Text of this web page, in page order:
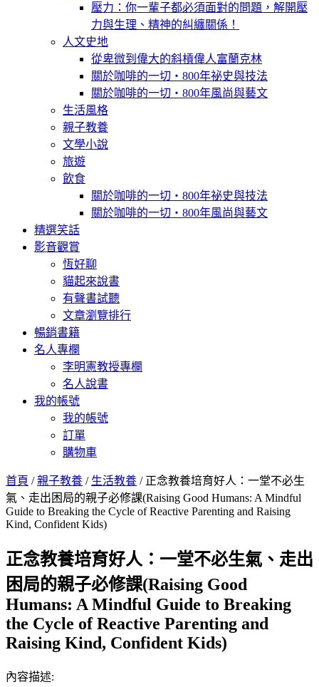
壓力：你一輩子都必須面對的問題，解開壓
力與生理、精神的糾纏關係！
人文史地
從卑微到偉大的斜槓偉人富蘭克林
關於咖啡的一切‧800年祕史與技法
關於咖啡的一切‧800年風尚與藝文
生活風格
親子教養
文學小說
旅遊
飲食
關於咖啡的一切‧800年祕史與技法
關於咖啡的一切‧800年風尚與藝文
精選笑話
影音觀賞
恆好聊
貓起來說書
有聲書試聽
文章瀏覽排行
暢銷書籍
名人專欄
李明憲教授專欄
名人說書
我的帳號
我的帳號
訂單
購物車
首頁 /親子教養 / 生活教養 / 正念教養培育好人：一堂不必生
氣、走出困局的親子必修課(Raising Good Humans: A Mindful
Guide to Breaking the Cycle of Reactive Parenting and Raising
Kind, Confident Kids)
正念教養培育好人：一堂不必生氣、走出
困局的親子必修課(Raising Good
Humans: A Mindful Guide to Breaking
the Cycle of Reactive Parenting and
Raising Kind, Confident Kids)
內容描述: